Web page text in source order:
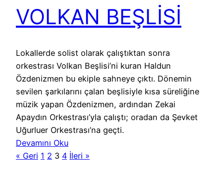
VOLKAN BEŞLİSİ
Lokallerde solist olarak çalıştıktan sonra
orkestrası Volkan Beşlisi’ni kuran Haldun
Özdenizmen bu ekiple sahneye çıktı. Dönemin
sevilen şarkılarını çalan beşlisiyle kısa süreliğine
müzik yapan Özdenizmen, ardından Zekai
Apaydın Orkestrası’yla çalıştı; oradan da Şevket
Uğurluer Orkestrası’na geçti.
Devamını Oku
« Geri 1 2 3 4 İleri »